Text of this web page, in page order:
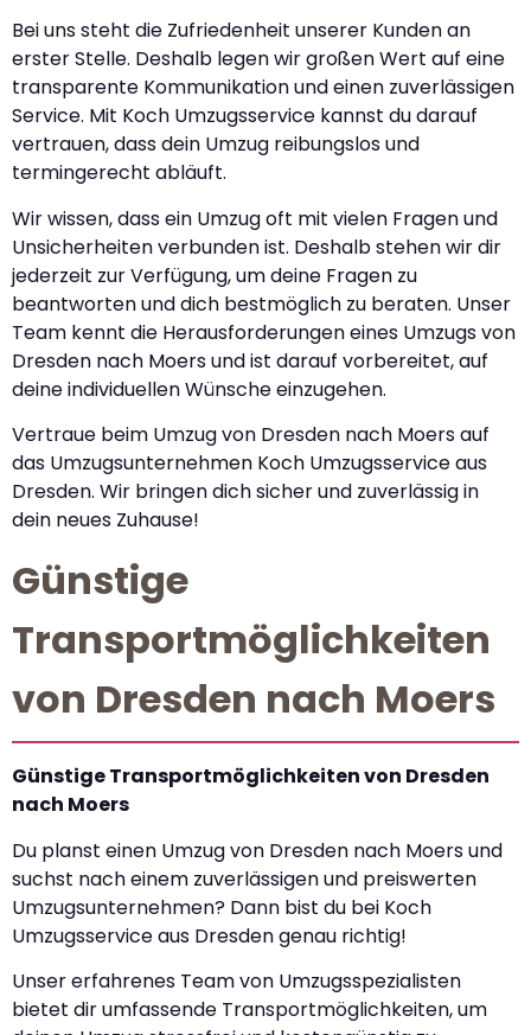
Bei uns steht die Zufriedenheit unserer Kunden an
erster Stelle. Deshalb legen wir großen Wert auf eine
transparente Kommunikation und einen zuverlässigen
Service. Mit Koch Umzugsservice kannst du darauf
vertrauen, dass dein Umzug reibungslos und
termingerecht abläuft.
Wir wissen, dass ein Umzug oft mit vielen Fragen und
Unsicherheiten verbunden ist. Deshalb stehen wir dir
jederzeit zur Verfügung, um deine Fragen zu
beantworten und dich bestmöglich zu beraten. Unser
Team kennt die Herausforderungen eines Umzugs von
Dresden nach Moers und ist darauf vorbereitet, auf
deine individuellen Wünsche einzugehen.
Vertraue beim Umzug von Dresden nach Moers auf
das Umzugsunternehmen Koch Umzugsservice aus
Dresden. Wir bringen dich sicher und zuverlässig in
dein neues Zuhause!
Günstige
Transportmöglichkeiten
von Dresden nach Moers
Günstige Transportmöglichkeiten von Dresden
nach Moers
Du planst einen Umzug von Dresden nach Moers und
suchst nach einem zuverlässigen und preiswerten
Umzugsunternehmen? Dann bist du bei Koch
Umzugsservice aus Dresden genau richtig!
Unser erfahrenes Team von Umzugsspezialisten
bietet dir umfassende Transportmöglichkeiten, um